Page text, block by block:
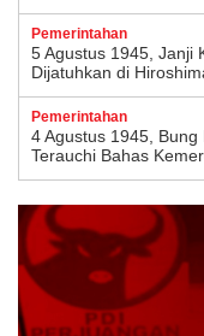
Pemerintahan
5 Agustus 1945, Janji
Dijatuhkan di
Pemerintahan
4 Agustus 1945,
Terauchi Bahas